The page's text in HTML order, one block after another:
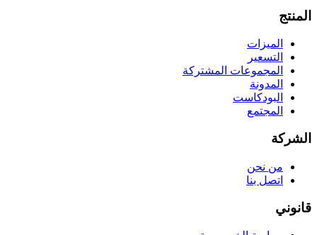
المنتج
الميزات
التسعير
المجموعات المشتركة
المدونة
البودكاست
المجتمع
الشركة
من نحن
اتصل بنا
قانوني